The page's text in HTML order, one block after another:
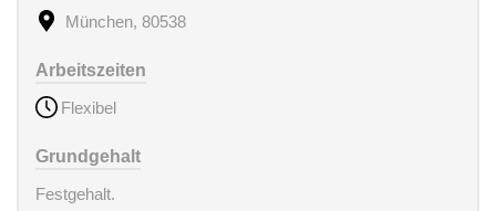
München, 80538
Arbeitszeiten
Flexibel
Grundgehalt
Festgehalt.